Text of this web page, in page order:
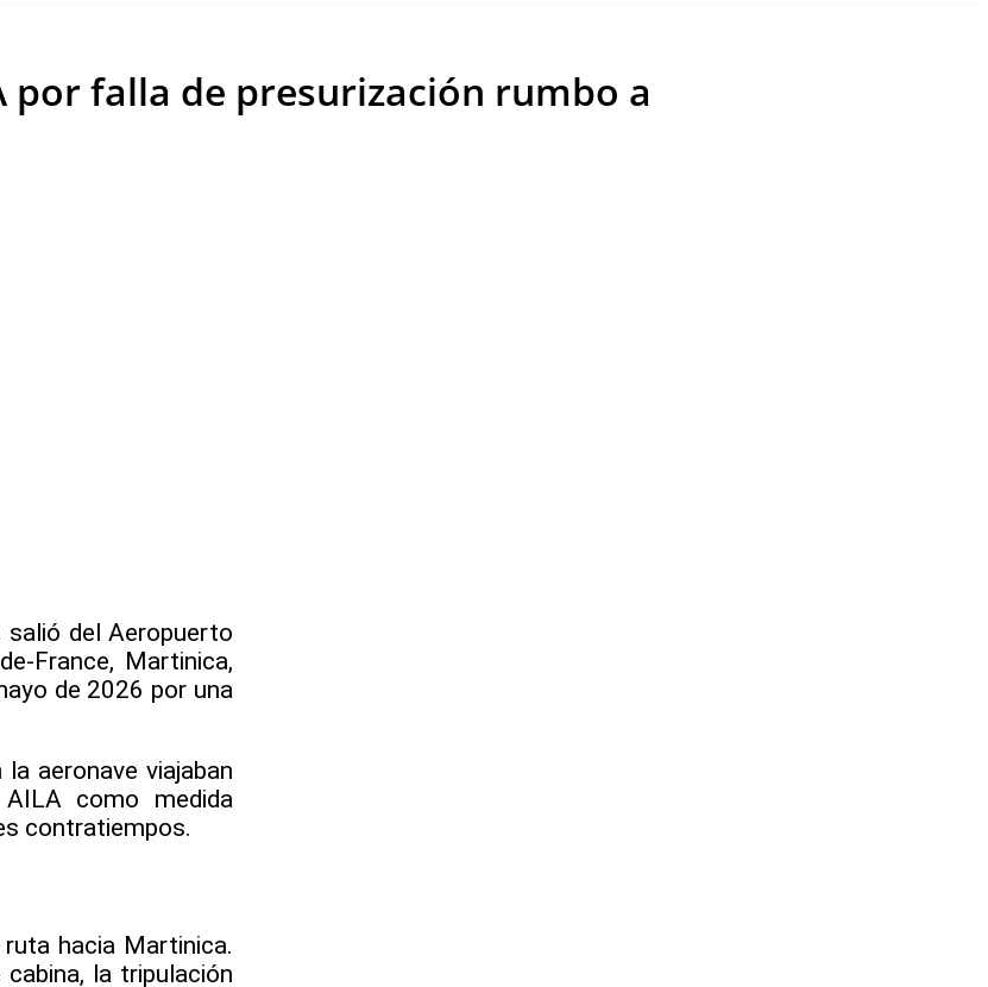
por falla de presurización rumbo a
salió del Aeropuerto
France, Martinica,
de 2026 por una
aeronave viajaban
como medida
contratiempos.
hacia Martinica.
la tripulación